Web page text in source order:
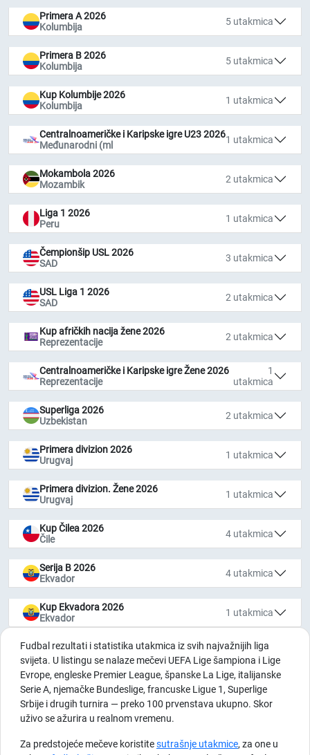
Primera A 2026
Kolumbija
5 utakmica
Primera B 2026
Kolumbija
5 utakmica
Kup Kolumbije 2026
Kolumbija
1 utakmica
Centralnoameričke i Karipske igre U23 2026
Međunarodni (ml
1 utakmica
Mokambola 2026
Mozambik
2 utakmica
Liga 1 2026
Peru
1 utakmica
Čempionšip USL 2026
SAD
3 utakmica
USL Liga 1 2026
SAD
2 utakmica
Kup afričkih nacija žene 2026
Reprezentacije
2 utakmica
Centralnoameričke i Karipske igre Žene 2026
Reprezentacije
1
utakmica
Superliga 2026
Uzbekistan
2 utakmica
Primera divizion 2026
Urugvaj
1 utakmica
Primera divizion. Žene 2026
Urugvaj
1 utakmica
Kup Čilea 2026
Čile
4 utakmica
Serija B 2026
Ekvador
4 utakmica
Kup Ekvadora 2026
Ekvador
1 utakmica
Fudbal rezultati i statistika utakmica iz svih najvažnijih liga
svijeta. U listingu se nalaze mečevi UEFA Lige šampiona i Lige
Evrope, engleske Premier League, španske La Lige, italijanske
Serie A, njemačke Bundeslige, francuske Ligue 1, Superlige
Srbije i drugih turnira — preko 100 prvenstava ukupno. Skor
uživo se ažurira u realnom vremenu.
Za predstojeće mečeve koristitesutrašnje utakmice, za one u